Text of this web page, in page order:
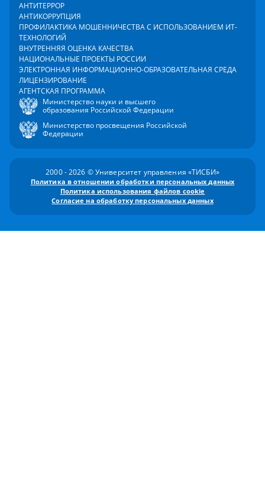
АНТИТЕРРОР
АНТИКОРРУПЦИЯ
ПРОФИЛАКТИКА МОШЕННИЧЕСТВА С ИСПОЛЬЗОВАНИЕМ ИТ-
ТЕХНОЛОГИЙ
ВНУТРЕННЯЯ ОЦЕНКА КАЧЕСТВА
НАЦИОНАЛЬНЫЕ ПРОЕКТЫ РОССИИ
ЭЛЕКТРОННАЯ ИНФОРМАЦИОННО-ОБРАЗОВАТЕЛЬНАЯ СРЕДА
ЛИЦЕНЗИРОВАНИЕ
АГЕНТСКАЯ ПРОГРАММА
Министерство науки и высшего
образования Российской Федерации
Министерство просвещения Российской
Федерации
2000 - 2026 © Университет управления «ТИСБИ»
Политика в отношении обработки персональных данных
Политика использования файлов cookie
Согласие на обработку персональных данных